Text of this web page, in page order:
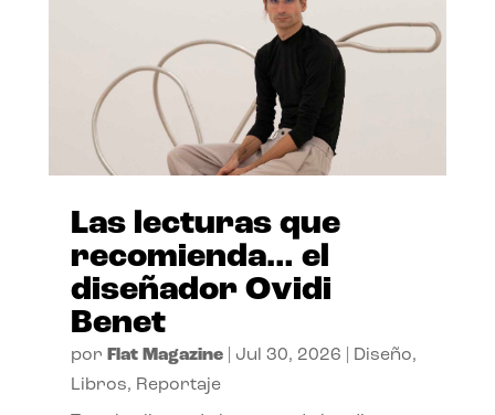
Las lecturas que
recomienda… el
diseñador Ovidi
Benet
por Flat Magazine| Jul 30, 2026 Diseño,
Libros, Reportaje